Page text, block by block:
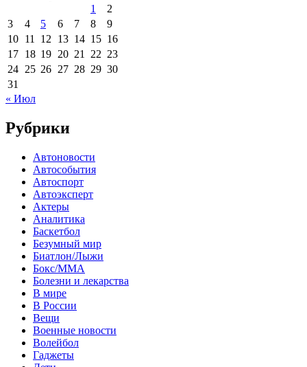
1
2
3
4 5 6 7 8
9
10 11 12 13 14 15 16
17 18 19 20 21 22 23
24 25 26 27 28 29 30
31
« Июл
Рубрики
Автоновости
Автособытия
Автоспорт
Автоэксперт
Актеры
Аналитика
Баскетбол
Безумный мир
Биатлон/Лыжи
Бокс/MMA
Болезни и лекарства
В мире
В России
Вещи
Военные новости
Волейбол
Гаджеты